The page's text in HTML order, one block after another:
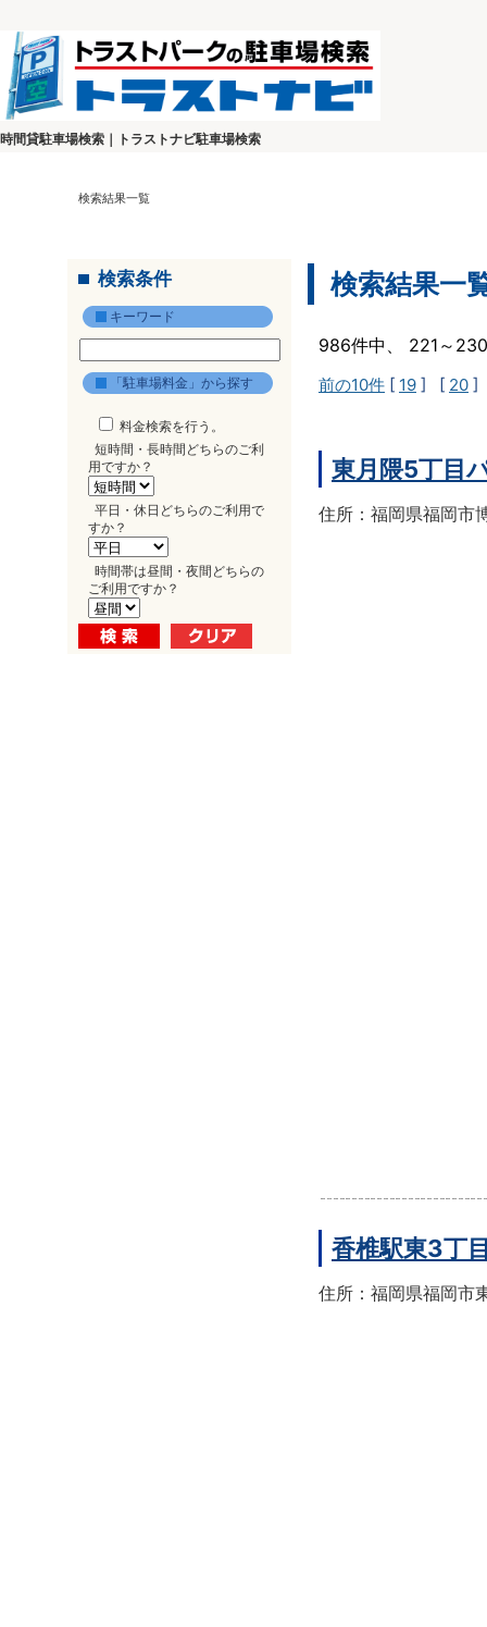
時間貸駐車場検索｜トラストナビ駐車場検索
検索結果一覧
検索条件
キーワード
「駐車場料金」から探す
料金検索を行う。
短時間・長時間どちらのご利
用ですか？
平日・休日どちらのご利用で
すか？
時間帯は昼間・夜間どちらの
ご利用ですか？
検索結果一
986件中、 221～
前の10件 [ 19 ] [ 20 ]
東月隈5丁目
住所：福岡県福岡市
香椎駅東3丁
住所：福岡県福岡市